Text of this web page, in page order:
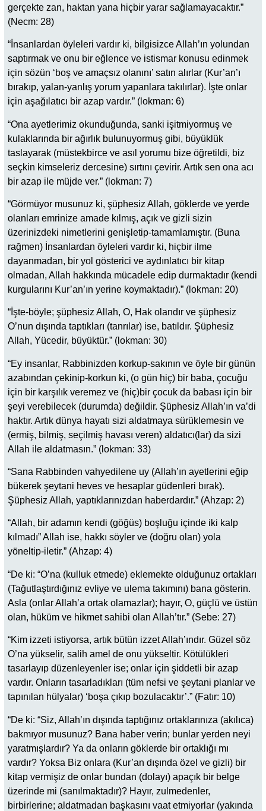
gerçekte zan, haktan yana hiçbir yarar sağlamayacaktır.”
(Necm: 28)
“İnsanlardan öyleleri vardır ki, bilgisizce Allah’ın yolundan
saptırmak ve onu bir eğlence ve istismar konusu edinmek
için sözün ‘boş ve amaçsız olanını’ satın alırlar (Kur’an’ı
bırakıp, yalan-yanlış yorum yapanlara takılırlar). İşte onlar
için aşağılatıcı bir azap vardır.” (lokman: 6)
“Ona ayetlerimiz okunduğunda, sanki işitmiyormuş ve
kulaklarında bir ağırlık bulunuyormuş gibi, büyüklük
taslayarak (müstekbirce ve asıl yorumu bize öğretildi, biz
seçkin kimseleriz dercesine) sırtını çevirir. Artık sen ona acı
bir azap ile müjde ver.” (lokman: 7)
“Görmüyor musunuz ki, şüphesiz Allah, göklerde ve yerde
olanları emrinize amade kılmış, açık ve gizli sizin
üzerinizdeki nimetlerini genişletip-tamamlamıştır. (Buna
rağmen) İnsanlardan öyleleri vardır ki, hiçbir ilme
dayanmadan, bir yol gösterici ve aydınlatıcı bir kitap
olmadan, Allah hakkında mücadele edip durmaktadır (kendi
kurgularını Kur’an’ın yerine koymaktadır).” (lokman: 20)
“İşte-böyle; şüphesiz Allah, O, Hak olandır ve şüphesiz
O’nun dışında taptıkları (tanrılar) ise, batıldır. Şüphesiz
Allah, Yücedir, büyüktür.” (lokman: 30)
“Ey insanlar, Rabbinizden korkup-sakının ve öyle bir günün
azabından çekinip-korkun ki, (o gün hiç) bir baba, çocuğu
için bir karşılık veremez ve (hiç)bir çocuk da babası için bir
şeyi verebilecek (durumda) değildir. Şüphesiz Allah’ın va’di
haktır. Artık dünya hayatı sizi aldatmaya sürüklemesin ve
(ermiş, bilmiş, seçilmiş havası veren) aldatıcı(lar) da sizi
Allah ile aldatmasın.” (lokman: 33)
“Sana Rabbinden vahyedilene uy (Allah’ın ayetlerini eğip
bükerek şeytani heves ve hesaplar güdenleri bırak).
Şüphesiz Allah, yaptıklarınızdan haberdardır.” (Ahzap: 2)
“Allah, bir adamın kendi (göğüs) boşluğu içinde iki kalp
kılmadı” Allah ise, hakkı söyler ve (doğru olan) yola
yöneltip-iletir.” (Ahzap: 4)
“De ki: “O’na (kulluk etmede) eklemekte olduğunuz ortakları
(Tağutlaştırdığınız evliye ve ulema takımını) bana gösterin.
Asla (onlar Allah’a ortak olamazlar); hayır, O, güçlü ve üstün
olan, hüküm ve hikmet sahibi olan Allah’tır.” (Sebe: 27)
“Kim izzeti istiyorsa, artık bütün izzet Allah’ındır. Güzel söz
O’na yükselir, salih amel de onu yükseltir. Kötülükleri
tasarlayıp düzenleyenler ise; onlar için şiddetli bir azap
vardır. Onların tasarladıkları (tüm nefsi ve şeytani planlar ve
tapınılan hülyalar) ‘boşa çıkıp bozulacaktır’.” (Fatır: 10)
“De ki: “Siz, Allah’ın dışında taptığınız ortaklarınıza (akılıca)
bakmıyor musunuz? Bana haber verin; bunlar yerden neyi
yaratmışlardır? Ya da onların göklerde bir ortaklığı mı
vardır? Yoksa Biz onlara (Kur’an dışında özel ve gizli) bir
kitap vermişiz de onlar bundan (dolayı) apaçık bir belge
üzerinde mi (sanılmaktadır)? Hayır, zulmedenler,
birbirlerine; aldatmadan başkasını vaat etmiyorlar (yakında